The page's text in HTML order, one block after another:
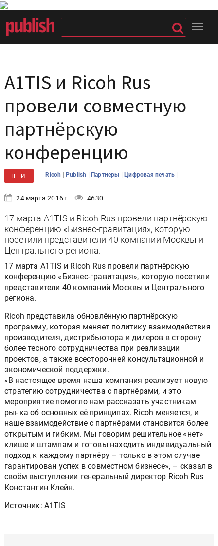
A1TIS и Ricoh Rus
провели совместную
партнёрскую
конференцию
ТЕГИ Ricoh | Publish |Партнеры |Цифровая печать |
24 марта 2016 г. 4630
17 марта A1TIS и Ricoh Rus провели партнёрскую
конференцию «Бизнес-гравитация», которую
посетили представители 40 компаний Москвы и
Центрального региона.
17 марта A1TIS и Ricoh Rus провели партнёрскую
конференцию «Бизнес-гравитация», которую посетили
представители 40 компаний Москвы и Центрального
региона.
Ricoh представила обновлённую партнёрскую
программу, которая меняет политику взаимодействия
производителя, дистрибьютора и дилеров в сторону
более тесного сотрудничества при реализации
проектов, а также всесторонней консультационной и
экономической поддержки.
«В настоящее время наша компания реализует новую
стратегию сотрудничества с партнёрами, и это
мероприятие помогло нам рассказать участникам
рынка об основных её принципах. Ricoh меняется, и
наше взаимодействие с партнёрами становится более
открытым и гибким. Мы говорим решительное «нет»
клише и штампам и готовы находить индивидуальный
подход к каждому партнёру – только в этом случае
гарантирован успех в совместном бизнесе», – сказал в
своём выступлении генеральный директор Ricoh Rus
Константин Клейн.
Источник: A1TIS